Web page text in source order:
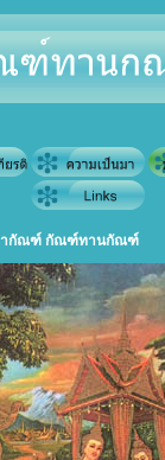
ำกัณฑ์ กัณฑ์ทานกัณฑ์